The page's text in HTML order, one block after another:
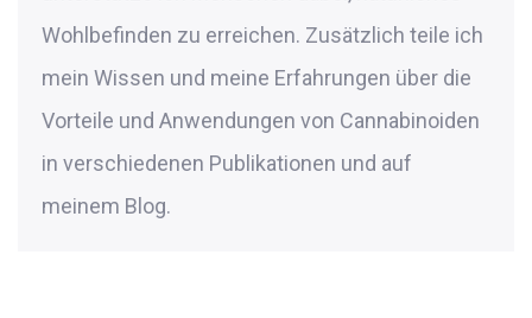
Wohlbefinden zu erreichen. Zusätzlich teile ich
mein Wissen und meine Erfahrungen über die
Vorteile und Anwendungen von Cannabinoiden
in verschiedenen Publikationen und auf
meinem Blog.